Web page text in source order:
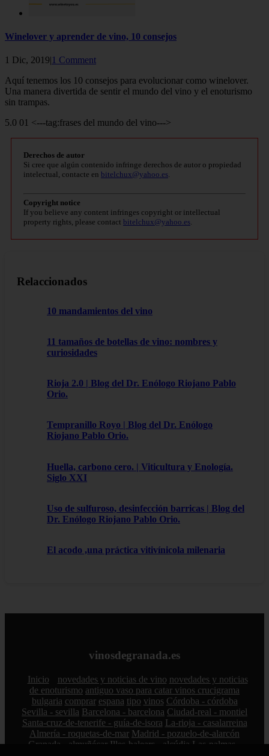
Winelover y aprender de vino, 10 consejos
1 Dic, 2019|1 Comment
Aquí tenemos los 10 consejos para evolucionar como winelover.
Una manera divertida de sentir el mundo del vino y el enoturismo
sin trampas.
5.0 01 <---tag:frases del mundo del vino--->
Derechos de autor
Si cree que algún contenido infringe derechos de autor o propiedad
intelectual, contacte en bitelchux@yahoo.es.
Copyright notice
If you believe any content infringes copyright or intellectual
property rights, please contact bitelchux@yahoo.es.
Relaccionados
10 mandamientos del vino
11 tamaños de botellas de vino: nombres y
curiosidades
Rioja 2.0 | Blog del Dr. Enólogo Riojano Pablo
Orio.
Tempranillo Royo | Blog del Dr. Enólogo
Riojano Pablo Orio.
Huella, carbono cero. | Viticultura y Enología.
Siglo XXI
Uso de sulfuroso, desinfección barricas | Blog del
Dr. Enólogo Riojano Pablo Orio.
El acodo ,una práctica vitivínicola milenaria
vinosdegranada.es
Inicio novedades y noticias de vino novedades y noticias
de enoturismo antiguo vaso para catar vinos crucigrama
bulgaria comprar espana tipo vinos Córdoba - córdoba
Sevilla - sevilla Barcelona - barcelona Ciudad-real - montiel
Santa-cruz-de-tenerife - guía-de-isora La-rioja - casalarreina
Almería - roquetas-de-mar Madrid - pozuelo-de-alarcón
Granada - almuñécar Illes-balears - alcúdia Las-palmas -